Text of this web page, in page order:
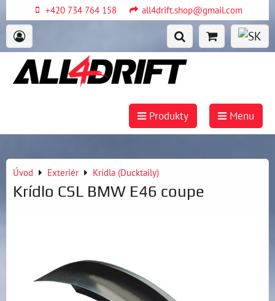
+420 734 764 158 all4drift.shop@gmail.com
Produkty Menu
Úvod Exteriér Krídla (Ducktaily)
Krídlo CSL BMW E46 coupe